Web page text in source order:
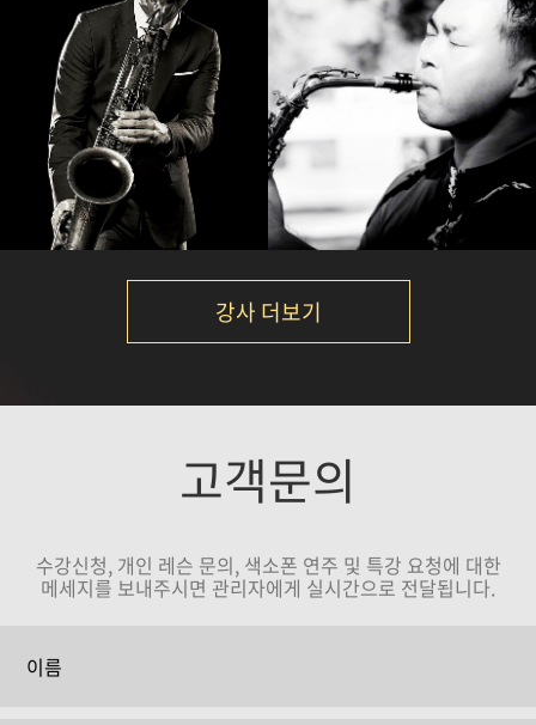
서현진
강의보기
임정윤
강의보기
강사 더보기
고객문의
수강신청, 개인 레슨 문의, 색소폰 연주 및 특강 요청에 대한
메세지를 보내주시면 관리자에게 실시간으로 전달됩니다.